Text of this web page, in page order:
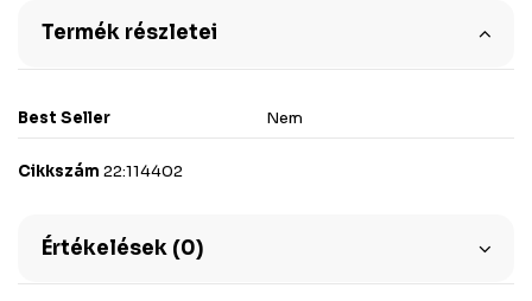
Termék részletei
Best Seller Nem
Cikkszám 22:114402
Értékelések (0)